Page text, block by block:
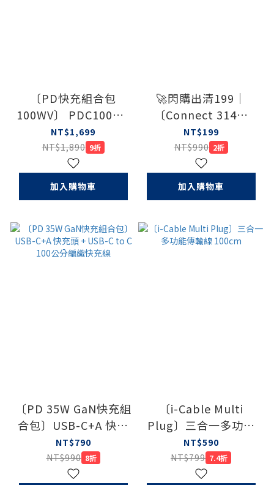
〔PD快充組合包
100WV〕 PDC100WV
充電頭 + USB-C to C
5A 編織快充線
NT$1,699
NT$1,890 9折
加入購物車
🚀閃購出清199｜
〔Connect 314〕
USB Type-C 多孔集線
器（盒損品S）
NT$199
NT$990 2折
加入購物車
〔PD 35W GaN快充組
合包〕USB-C+A 快充
頭 + USB-C to C 100
公分編織快充線
NT$790
NT$990 8折
〔i-Cable Multi
Plug〕三合一多功能
傳輸線 100cm
NT$590
NT$799 7.4折